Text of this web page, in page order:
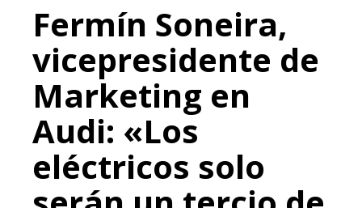
Fermín Soneira,
vicepresidente de
Marketing en
Audi: «Los
eléctricos solo